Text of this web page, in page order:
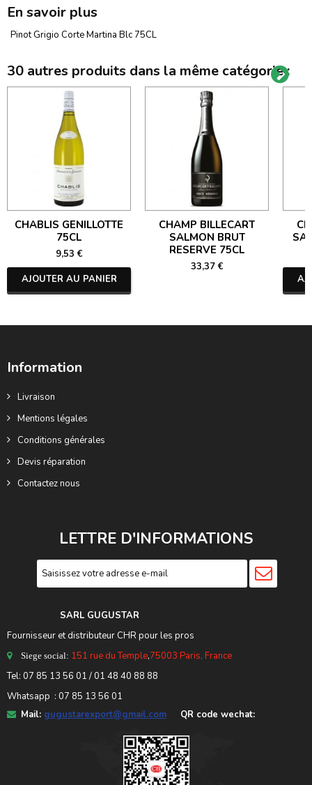
En savoir plus
Pinot Grigio Corte Martina Blc 75CL
30 autres produits dans la même catégorie :
CHABLIS GENILLOTTE
75CL
9,53 €
AJOUTER AU PANIER
CHAMP BILLECART
SALMON BRUT
RESERVE 75CL
33,37 €
Information
Livraison
Mentions légales
Conditions générales
Devis réparation
Contactez nous
LETTRE D'INFORMATIONS
SARL GUGUSTAR
Fournisseur et distributeur CHR pour les pros
Siege social: 151 rue du Temple,75003 Paris, France
Tel: 07 85 13 56 01 / 01 48 40 88 88
Whatsapp : 07 85 13 56 01
Mail: gugustarexport@gmail.com QR code wechat: